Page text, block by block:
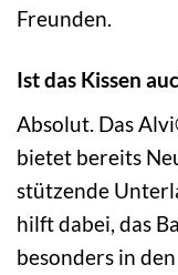
Freunden.
Ist das Kissen
Absolut. Das
bietet bereits
stützende
hilft dabei, das
besonders in